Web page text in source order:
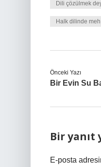
Dili çözülmek
Halk dilinde
Önceki Yazı
Bir Evin Su
Bir yanıt
E-posta